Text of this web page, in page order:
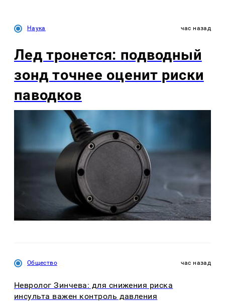
Наука час назад
Лед тронется: подводный
зонд точнее оценит риски
паводков
Общество час назад
Невролог Зинчева: для снижения риска
инсульта важен контроль давления